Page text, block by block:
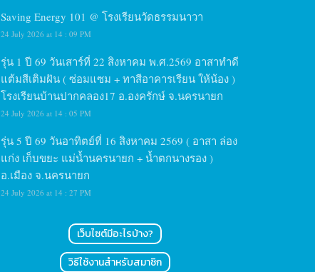
Saving Energy 101 @ โรงเรียนวัดธรรมนาวา
24 July 2026 at 14 : 09 PM
รุ่น 1 ปี 69 วันเสาร์ที่ 22 สิงหาคม พ.ศ.2569 อาสาทำดี
แต้มสีเติมฝัน ( ซ่อมแซม + ทาสีอาคารเรียน ให้น้อง )
โรงเรียนบ้านปากคลอง17 อ.องครักษ์ จ.นครนายก
24 July 2026 at 14 : 05 PM
รุ่น 5 ปี 69 วันอาทิตย์ที่ 16 สิงหาคม 2569 ( อาสา ล่อง
แก่ง เก็บขยะ แม่น้ำนครนายก + น้ำตกนางรอง )
อ.เมือง จ.นครนายก
24 July 2026 at 14 : 27 PM
เว็บไซต์มีอะไรบ้าง?
วิธีใช้งานสำหรับสมาชิก